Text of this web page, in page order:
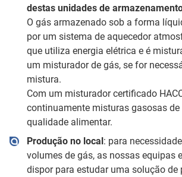
destas unidades de
O gás armazenado sob a forma
por um sistema de aquecedor
que utiliza energia elétrica e é
um misturador de gás, se for
mistura.
Com um misturador certificado
continuamente misturas gasosas de
qualidade alimentar.
Produção no local: para
volumes de gás, as nossas equipas
dispor para estudar uma solução de